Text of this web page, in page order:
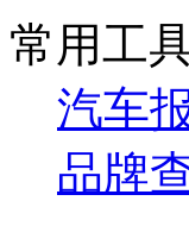
常用工
汽车
品牌